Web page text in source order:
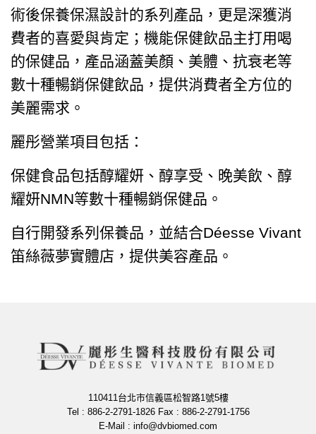
術後保養保濕設計的系列產品，更是深獲消
費者的喜愛與肯定；機能保健飲品主打用喝
的保健品，產品涵蓋美顏、美體、抗衰老等
數十種暢銷保健飲品，提供消費者全方位的
美麗需求。
麗彤營業項目包括：
保健食品包括醇耀妍、醇享受、晚美飲、醇
耀妍NMN等數十種暢銷保健品。
自行開發系列保養品，並結合Déesse Vivant
笛絲薇夢實體店，提供美容產品。
110411台北市信義區松智路1號5樓
Tel : 886-2-2791-1826 Fax : 886-2-2791-1756
E-Mail : info@dvbiomed.com